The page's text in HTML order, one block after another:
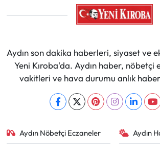
Aydın son dakika haberleri, siyaset ve
Yeni Kıroba'da. Aydın haber, nöbetçi
vakitleri ve hava durumu anlık
Aydın Nöbetçi Eczaneler Aydın